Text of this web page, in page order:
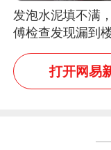
发泡水泥填不满
傅检查发现漏到
风口未延伸到外
打开网易